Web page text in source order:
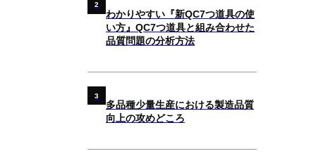
2
わかりやすい『新QC7つ道具の使
い方』QC7つ道具と組み合わせた
品質問題の分析方法
3
多品種少量生産における製造品質
向上の攻めどころ